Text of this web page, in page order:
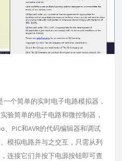
一个简单的实时电子电路模拟器，
验简单的电子电路和微控制器，
、PIC和AVR的代码编辑器和调试
模拟电路并与之交互，只需从列
连接它们并按下电源按钮即可查